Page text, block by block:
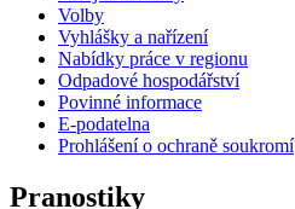
Volby
Vyhlášky a nařízení
Nabídky práce v regionu
Odpadové hospodářství
Povinné informace
E-podatelna
Prohlášení o ochraně soukromí
Pranostiky